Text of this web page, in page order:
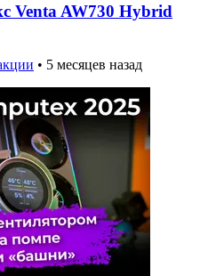
Venta AW730 Hybrid
• 5 месяцев назад